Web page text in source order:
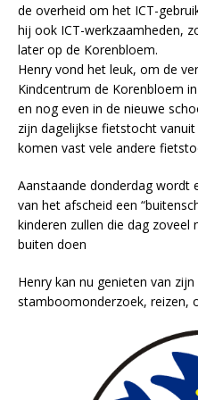
de overheid om het ICT-
hij ook ICT-werkzaamheden,
later op de Korenbloem.
Henry vond het leuk, om de
Kindcentrum de Korenbloem
en nog even in de nieuwe
zijn dagelijkse fietstocht
komen vast vele andere
Aanstaande donderdag wordt
van het afscheid een
kinderen zullen die dag
buiten doen
Henry kan nu genieten van
stamboomonderzoek, reizen,